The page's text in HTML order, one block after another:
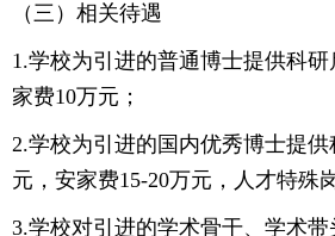
（三）相关待遇
1.学校为引进的普通博士提供科
家费10万元；
2.学校为引进的国内优秀博士提
元，安家费15-20万元，人才特殊
3.学校对引进的学术骨干、学术